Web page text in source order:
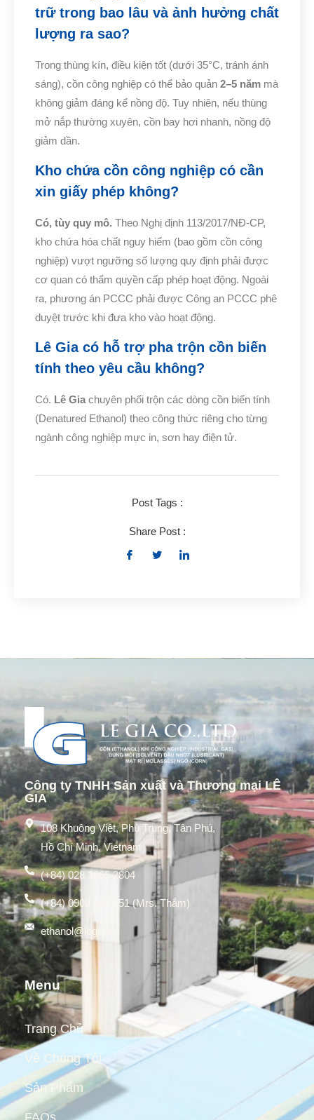
trữ trong bao lâu và ảnh hưởng chất
lượng ra sao?
Trong thùng kín, điều kiện tốt (dưới 35°C, tránh ánh
sáng), cồn công nghiệp có thể bảo quản 2–5 năm mà
không giảm đáng kể nồng độ. Tuy nhiên, nếu thùng
mở nắp thường xuyên, cồn bay hơi nhanh, nồng độ
giảm dần.
Kho chứa cồn công nghiệp có cần
xin giấy phép không?
Có, tùy quy mô. Theo Nghị định 113/2017/NĐ-CP,
kho chứa hóa chất nguy hiểm (bao gồm cồn công
nghiệp) vượt ngưỡng số lượng quy định phải được
cơ quan có thẩm quyền cấp phép hoạt động. Ngoài
ra, phương án PCCC phải được Công an PCCC phê
duyệt trước khi đưa kho vào hoạt động.
Lê Gia có hỗ trợ pha trộn cồn biến
tính theo yêu cầu không?
Có. Lê Gia chuyên phối trộn các dòng cồn biến tính
(Denatured Ethanol) theo công thức riêng cho từng
ngành công nghiệp mực in, sơn hay điện tử.
Post Tags :
Share Post :
Công ty TNHH Sản xuất và Thương mại LÊ
GIA
108 Khuông Việt, Phú Trung, Tân Phú,
Hồ Chí Minh, Vietnam
(+84) 028 3865 2804
(+84) 0908 769 151 (Mrs. Thắm)
ethanol@legia.vn
Menu
Trang Chủ
Về Chúng Tôi
Sản Phẩm
FAQs